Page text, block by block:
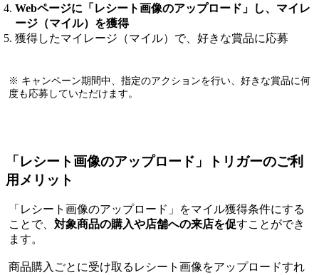
Webページに「レシート画像のアップロード」し、マイレ
ージ（マイル）を獲得
獲得したマイレージ（マイル）で、好きな賞品に応募
※ キャンペーン期間中、指定のアクションを行い、好きな賞品に何
度も応募していただけます。
「レシート画像のアップロード」トリガーのご利
用メリット
「レシート画像のアップロード」をマイル獲得条件にする
ことで、対象商品の購入や店舗への来店を促すことができ
ます。
商品購入ごとに受け取るレシート画像をアップロードすれ